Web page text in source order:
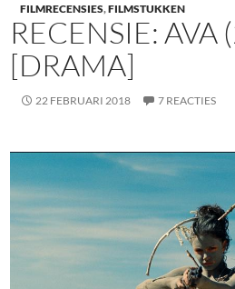
FILMRECENSIES,FILMSTUKKEN
RECENSIE: AVA
[DRAMA]
22 FEBRUARI 2018 7 REACTIES